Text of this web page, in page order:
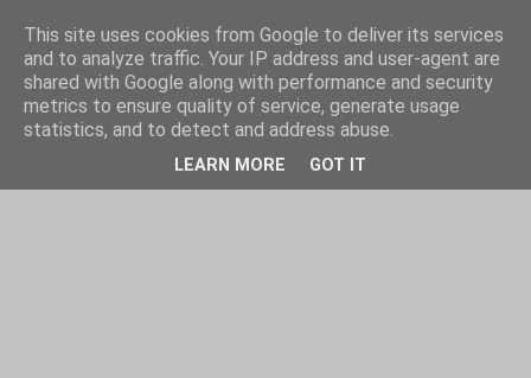
This site uses cookies from Google to deliver its services
and to analyze traffic. Your IP address and user-agent are
shared with Google along with performance and security
metrics to ensure quality of service, generate usage
statistics, and to detect and address abuse.
LEARN MORE GOT IT